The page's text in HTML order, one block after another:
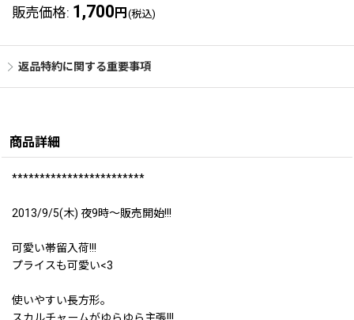
販売価格: 1,700 円 (税込)
返品特約に関する重要事項
商品詳細
************************
2013/9/5(木) 夜9時〜販売開始!!!
可愛い帯留入荷!!!
プライスも可愛い<3
使いやすい長方形。